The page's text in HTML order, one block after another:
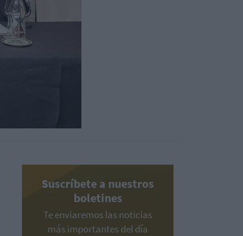
Suscríbete a nuestros
boletines
Te enviaremos las noticias
más importantes del día